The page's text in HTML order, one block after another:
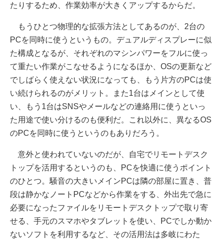
たりするため、作業効率が大きくアップするからだ。
もうひとつ物理的な拡張方法としてあるのが、2台の
PCを同時に使うというもの。デュアルディスプレーに似
た構成となるが、それぞれのマシンパワーをフルに使っ
て重たい作業がこなせるようになるほか、OSの更新など
でしばらく使えない状況になっても、もう片方のPCは使
い続けられるのがメリット。また1台はメインとして使
い、もう1台はSNSやメールなどの連絡用に使うといっ
た用途で使い分けるのも便利だ。これ以外に、異なるOS
のPCを同時に使うというのもありだろう。
意外と使われていないのだが、自宅でリモートデスク
トップを活用するというのも、PCを快適に使うポイント
のひとつ。騒音の大きいメインPCは隣の部屋に置き、普
段は静かなノートPCなどから作業をする、外出先で急に
必要になったファイルをリモートデスクトップで取り寄
せる、手元のスマホやタブレットを使い、PCでしか動か
ないソフトを利用するなど、その活用法は多岐にわた